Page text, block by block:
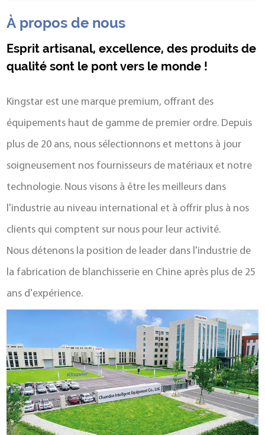
À propos de nous
Esprit artisanal, excellence, des produits de
qualité sont le pont vers le monde !
Kingstar est une marque premium, offrant des
équipements haut de gamme de premier ordre. Depuis
plus de 20 ans, nous sélectionnons et mettons à jour
soigneusement nos fournisseurs de matériaux et notre
technologie. Nous visons à être les meilleurs dans
l'industrie au niveau international et à offrir plus à nos
clients qui comptent sur nous pour leur activité.
Nous détenons la position de leader dans l'industrie de
la fabrication de blanchisserie en Chine après plus de 25
ans d'expérience.